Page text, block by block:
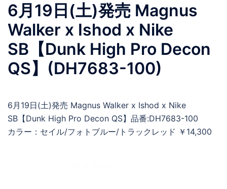
ー
6月19日(土)発売 Magnus
Walker x Ishod x Nike
SB【Dunk High Pro Decon
QS】(DH7683-100)
6月19日(土)発売 Magnus Walker x Ishod x Nike
SB【Dunk High Pro Decon QS】品番:DH7683-100
カラー：セイル/フォトブルー/トラックレッド ￥14,300